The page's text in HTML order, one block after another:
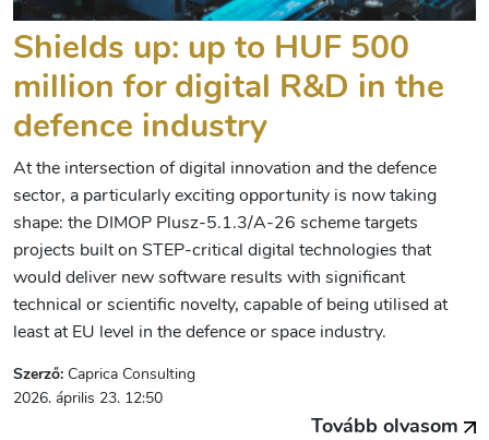
Shields up: up to HUF 500
million for digital R&D in the
defence industry
At the intersection of digital innovation and the defence
sector, a particularly exciting opportunity is now taking
shape: the DIMOP Plusz-5.1.3/A-26 scheme targets
projects built on STEP-critical digital technologies that
would deliver new software results with significant
technical or scientific novelty, capable of being utilised at
least at EU level in the defence or space industry.
Szerző: Caprica Consulting
2026. április 23. 12:50
Tovább olvasom